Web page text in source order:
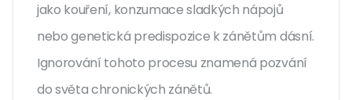
jako kouření, konzumace sladkých nápojů
nebo genetická predispozice k zánětům dásní.
Ignorování tohoto procesu znamená pozvání
do světa chronických zánětů.